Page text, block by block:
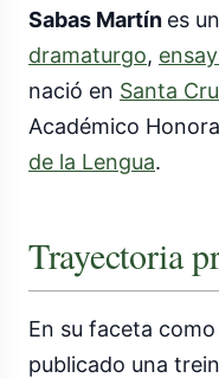
Sabas Martín es un
dramaturgo,
nació en Santa
Académico
de la Lengua.
Trayectoria
En su faceta
publicado una